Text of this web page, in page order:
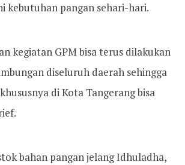
kebutuhan pangan sehari-hari.
kegiatan GPM bisa terus dilakukan
diseluruh daerah sehingga
di Kota Tangerang bisa
bahan pangan jelang Idhuladha,